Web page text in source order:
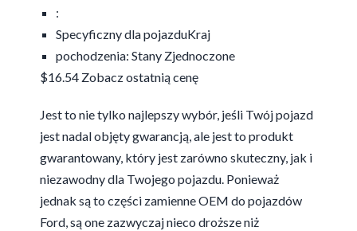
:
Specyficzny dla pojazduKraj
pochodzenia: Stany Zjednoczone
$16.54 Zobacz ostatnią cenę
Jest to nie tylko najlepszy wybór, jeśli Twój pojazd
jest nadal objęty gwarancją, ale jest to produkt
gwarantowany, który jest zarówno skuteczny, jak i
niezawodny dla Twojego pojazdu. Ponieważ
jednak są to części zamienne OEM do pojazdów
Ford, są one zazwyczaj nieco droższe niż